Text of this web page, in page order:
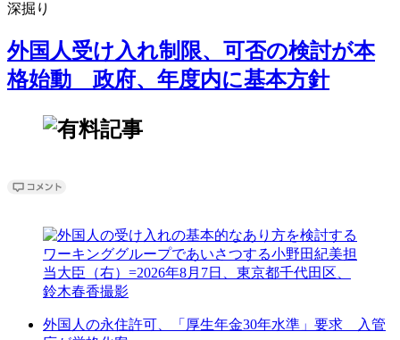
深掘り
外国人受け入れ制限、可否の検討が本
格始動 政府、年度内に基本方針
外国人の永住許可、「厚生年金30年水準」要求 入管